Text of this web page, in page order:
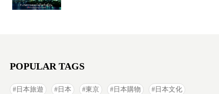
POPULAR TAGS
日本旅遊 日本 東京 日本購物 日本文化